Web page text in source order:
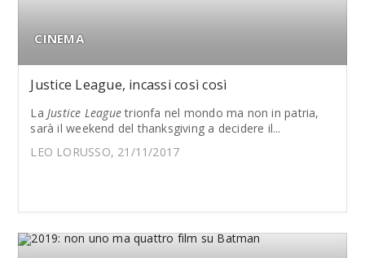
CINEMA
Justice League, incassi così così
LaJustice Leaguetrionfa nel mondo ma non in patria,
sarà il weekend del thanksgiving a decidere il...
LEO LORUSSO, 21/11/2017